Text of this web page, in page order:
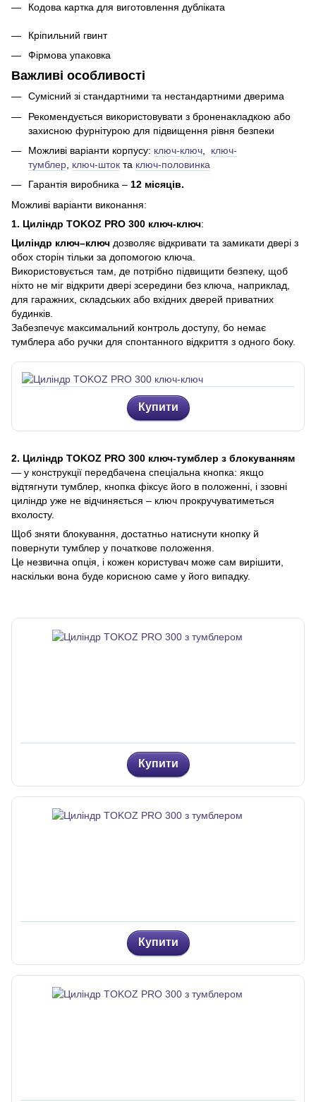
Кодова картка для виготовлення дубліката
Кріпильний гвинт
Фірмова упаковка
Важливі особливості
Сумісний зі стандартними та нестандартними дверима
Рекомендується використовувати з броненакладкою або
захисною фурнітурою для підвищення рівня безпеки
Можливі варіанти корпусу: ключ-ключ
ключ-
тумблер ключ-шток та ключ-половинка
Гарантія виробника – 12 місяців.
Можливі варіанти виконання:
1. Циліндр TOKOZ PRO 300 ключ-ключ:
Циліндр ключ–ключ дозволяє відкривати та замикати двері з
обох сторін тільки за допомогою ключа.
Використовується там, де потрібно підвищити безпеку, щоб
ніхто не міг відкрити двері зсередини без ключа, наприклад,
для гаражних, складських або вхідних дверей приватних
будинків.
Забезпечує максимальний контроль доступу, бо немає
тумблера або ручки для спонтанного відкриття з одного боку.
Купити
2. Циліндр TOKOZ PRO 300 ключ-тумблер з блокуванням
— у конструкції передбачена спеціальна кнопка: якщо
відтягнути тумблер, кнопка фіксує його в положенні, і ззовні
циліндр уже не відчиняється – ключ прокручуватиметься
вхолосту.
Щоб зняти блокування, достатньо натиснути кнопку й
повернути тумблер у початкове положення.
Це незвична опція, і кожен користувач може сам вирішити,
наскільки вона буде корисною саме у його випадку.
Купити
Купити